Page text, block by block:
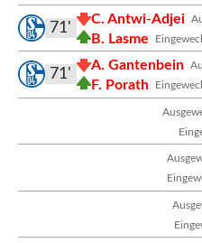
C. Antwi-Adjei
B. Lasme
71'
A. Gantenbein
F. Porath
71'